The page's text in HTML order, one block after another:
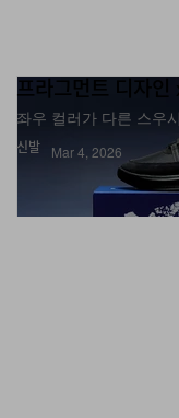
신발
프라그먼트 디자
좌우 컬러가 다른 스우
Mar 4, 2026